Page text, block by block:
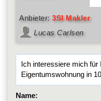
Anbieter:3SI Makler
Lucas Carlsen
Name: